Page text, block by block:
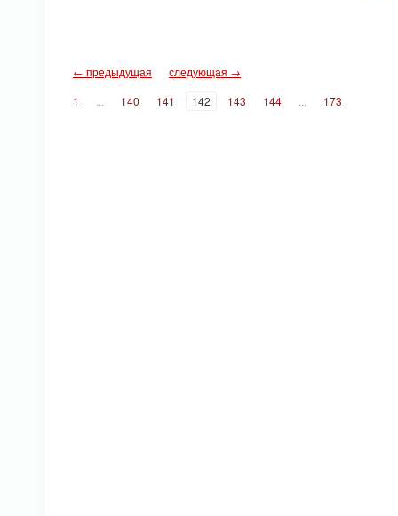
← предыдущая
следующая →
1
140 141 142 143 144 173